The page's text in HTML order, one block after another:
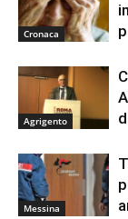
Cronaca
Agrigento
Messina